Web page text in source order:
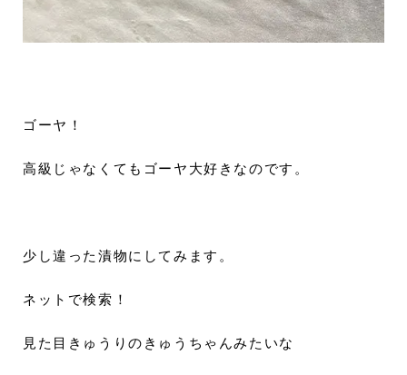
ゴーヤ！
高級じゃなくてもゴーヤ大好きなのです。
少し違った漬物にしてみます。
ネットで検索！
見た目きゅうりのきゅうちゃんみたいな